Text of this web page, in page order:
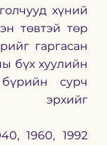
хүний
төвтэй төр
гаргасан
бүх хуулийн
сурч
эрхийг
1960, 1992